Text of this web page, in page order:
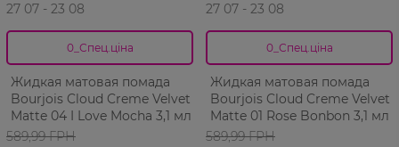
27 07 - 23 08
0_Спец.ціна
Жидкая матовая помада
Bourjois Cloud Creme Velvet
Matte 04 I Love Mocha 3,1 мл
589,99 ГРН
27 07 - 23 08
0_Спец.ціна
Жидкая матовая помада
Bourjois Cloud Creme Velvet
Matte 01 Rose Bonbon 3,1 мл
589,99 ГРН